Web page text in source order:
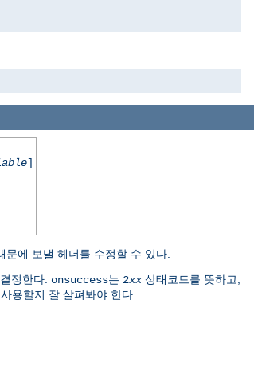
]
에 보낼 헤더를 수정할 수 있다.
정한다. onsuccess는 2xx 상태코드를 뜻하고,
용할지 잘 살펴봐야 한다.